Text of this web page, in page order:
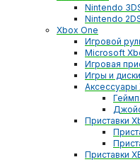
Nintendo
Nintendo
Xbox One
Игровой
Microsoft
Игровая
Игры и
Аксессуары
Приставки
Приставки